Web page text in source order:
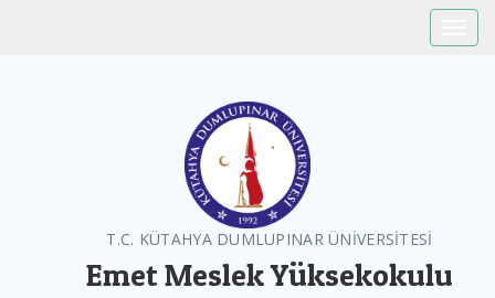
T.C. KÜTAHYA DUMLUPINAR ÜNİVERSİTESİ
Emet Meslek Yüksekokulu